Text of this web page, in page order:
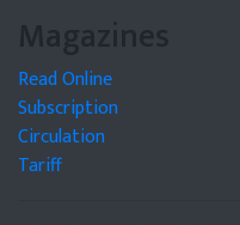
Magazines
Read Online
Subscription
Circulation
Tariff